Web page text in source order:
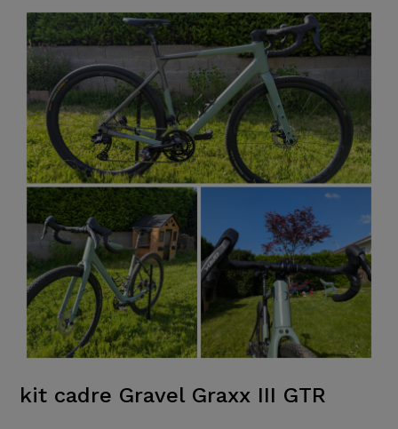
kit cadre Gravel Graxx III GTR